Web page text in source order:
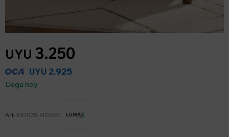
UYU 3.250
UYU 2.925
Llega hoy
MD025-MD025